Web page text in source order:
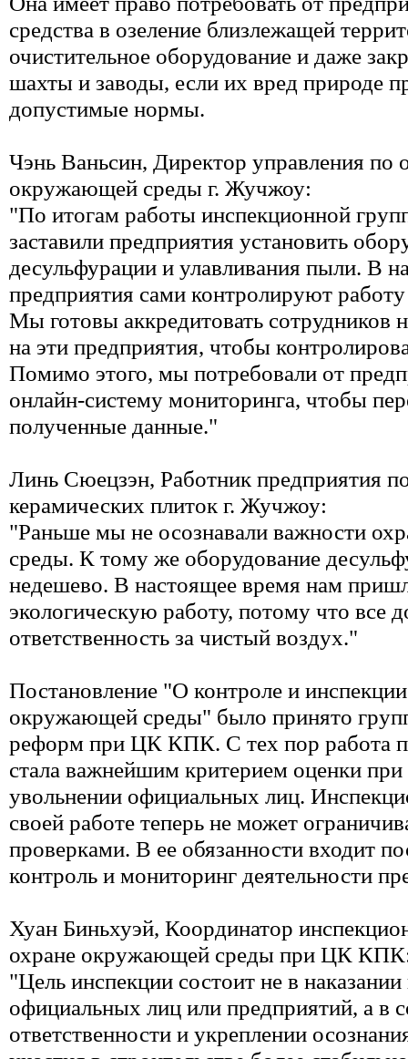
средства в озеление близлежащей
очистительное оборудование и даже
шахты и заводы, если их вред природе
допустимые нормы.
Чэнь Ваньсин, Директор управления по
окружающей среды г. Жучжоу:
"По итогам работы инспекционной
заставили предприятия установить
десульфурации и улавливания пыли. В
предприятия сами контролируют
Мы готовы аккредитовать сотрудников
на эти предприятия, чтобы
Помимо этого, мы потребовали от
онлайн-систему мониторинга, чтобы
полученные данные."
Линь Сюецзэн, Работник предприятия
керамических плиток г. Жучжоу:
"Раньше мы не осознавали важности
среды. К тому же оборудование
недешево. В настоящее время нам
экологическую работу, потому что все
ответственность за чистый воздух."
Постановление "О контроле и
окружающей среды" было принято
реформ при ЦК КПК. С тех пор работа
стала важнейшим критерием оценки при
увольнении официальных лиц.
своей работе теперь не может
проверками. В ее обязанности входит
контроль и мониторинг деятельности
Хуан Биньхуэй, Координатор
охране окружающей среды при ЦК
"Цель инспекции состоит не в наказании
официальных лиц или предприятий, а в
ответственности и укреплении